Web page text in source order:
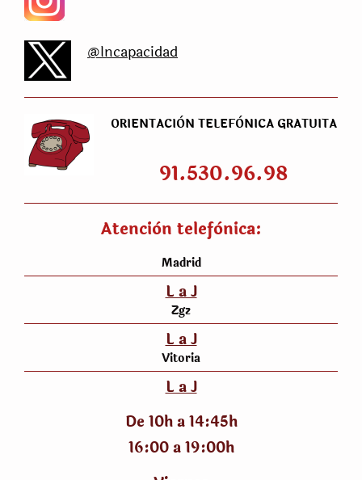
@Incapacidad
ORIENTACIÒN TELEFÒNICA GRATUITA
91.530.96.98
Atenciòn telefònica:
Madrid
L a J
Zgz
L a J
Vitoria
L a J
De 10h a 14:45h
16:00 a 19:00h